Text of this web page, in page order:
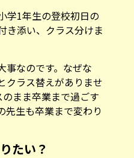
学1年生の登校初日の
き添い、クラス分けま
事なのです。なぜな
クラス替えがありませ
まま卒業まで過ごす
先生も卒業まで変わり
たい？